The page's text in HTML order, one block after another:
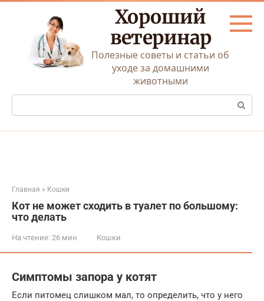
Перейти
Хороший
ветеринар
Полезные советы и статьи об
уходе за домашними
животными
Поиск:
Главная » Кошки
Кот не может сходить в туалет по большому:
что делать
На чтение: 26 мин Кошки
Симптомы запора у котят
Если питомец слишком мал, то определить, что у него